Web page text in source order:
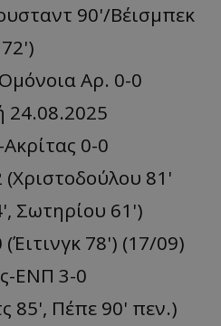
90'/Βέισμπεκ
72')
Αρ. 0-0
24.08.2025
Ακρίτας 0-0
81'
Σωτηρίου 61')
78') (17/09)
ΕΝΠ 3-0
85', Πέπε90' πεν.)